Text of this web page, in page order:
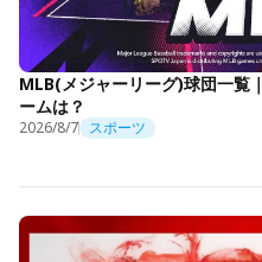
MLB(メジャーリーグ)球団一覧
ームは？
2026/8/7 スポーツ